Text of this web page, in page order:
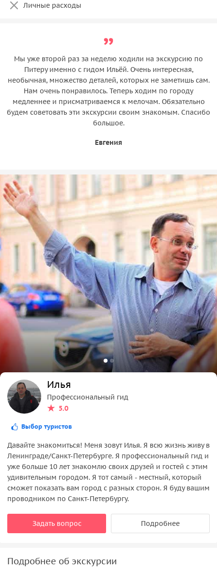
Личные расходы
Мы уже второй раз за неделю ходили на экскурсию по
Питеру именно с гидом Ильёй. Очень интересная,
необычная, множество деталей, которых не заметишь сам.
Нам очень понравилось. Теперь ходим по городу
медленнее и присматриваемся к мелочам. Обязательно
будем советовать эти экскурсии своим знакомым. Спасибо
большое.
Евгения
Илья
Профессиональный гид
5.0
Выбор туристов
Давайте знакомиться! Меня зовут Илья. Я всю жизнь живу в
Ленинграде/Санкт-Петербурге. Я профессиональный гид и
уже больше 10 лет знакомлю своих друзей и гостей с этим
удивительным городом. Я тот самый - местный, который
сможет показать вам город с разных сторон. Я буду вашим
проводником по Санкт-Петербургу.
Задать вопрос Подробнее
Подробнее об экскурсии